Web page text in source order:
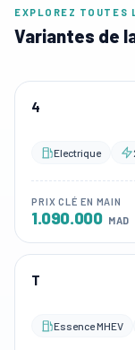
EXPLOREZ TOUTES
Variantes de
4
Electrique
PRIX CLÉ EN MAIN
1.090.000 MAD
T
Essence MHEV